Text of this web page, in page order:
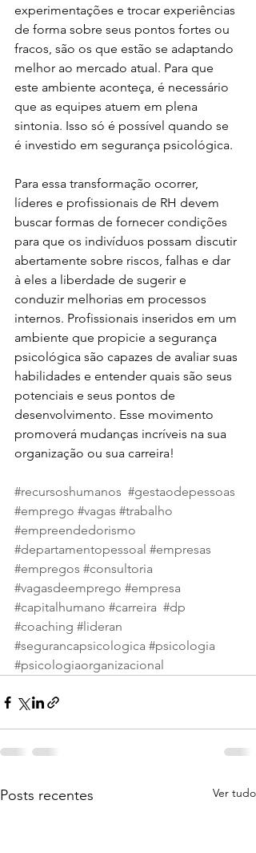
experimentações e trocar experiências
de forma sobre seus pontos fortes ou
fracos, são os que estão se adaptando
melhor ao mercado atual. Para que
este ambiente aconteça, é necessário
que as equipes atuem em plena
sintonia. Isso só é possível quando se
é investido em segurança psicológica.
Para essa transformação ocorrer,
líderes e profissionais de RH devem
buscar formas de fornecer condições
para que os indivíduos possam discutir
abertamente sobre riscos, falhas e dar
à eles a liberdade de sugerir e
conduzir melhorias em processos
internos. Profissionais inseridos em um
ambiente que propicie a segurança
psicológica são capazes de avaliar suas
habilidades e entender quais são seus
potenciais e seus pontos de
desenvolvimento. Esse movimento
promoverá mudanças incríveis na sua
organização ou sua carreira!
#recursoshumanos #gestaodepessoas
#emprego #vagas #trabalho
#empreendedorismo
#departamentopessoal #empresas
#empregos #consultoria
#vagasdeemprego #empresa
#capitalhumano #carreira #dp
#coaching #lideran
#segurancapsicologica #psicologia
#psicologiaorganizacional
Posts recentes Ver tudo